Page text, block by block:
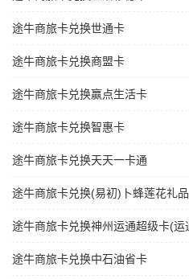
途牛商旅卡兑换世通卡
途牛商旅卡兑换商盟卡
途牛商旅卡兑换赢点生活卡
途牛商旅卡兑换智惠卡
途牛商旅卡兑换天天一卡通
途牛商旅卡兑换(易初)卜蜂莲花礼
途牛商旅卡兑换神州运通超级卡(运
途牛商旅卡兑换中石油省卡